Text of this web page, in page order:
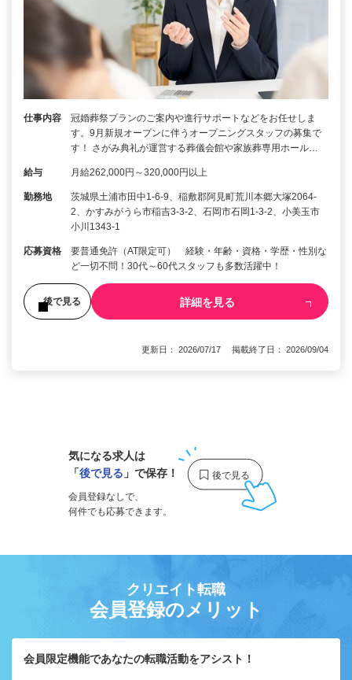
仕事内容
冠婚葬祭プランのご案内や進行サポートなどをお任せしま
す。9月新規オープンに伴うオープニングスタッフの募集で
す！ さがみ典礼が運営する葬儀会館や家族葬専用ホール…
給与 月給262,000円～320,000円以上
勤務地
茨城県土浦市田中1-6-9、稲敷郡阿見町荒川本郷大塚2064-
2、かすみがうら市稲吉3-3-2、石岡市石岡1-3-2、小美玉市
小川1343-1
応募資格
要普通免許（AT限定可） 経験・年齢・資格・学歴・性別な
ど一切不問！30代～60代スタッフも多数活躍中！
後で見る 詳細を見る
更新日： 2026/07/17 掲載終了日： 2026/09/04
気になる求人は
「後で見る 」で保存！
会員登録なしで、
何件でも応募できます。
クリエイト転職
会員登録のメリット
会員限定機能であなたの転職活動をアシスト！